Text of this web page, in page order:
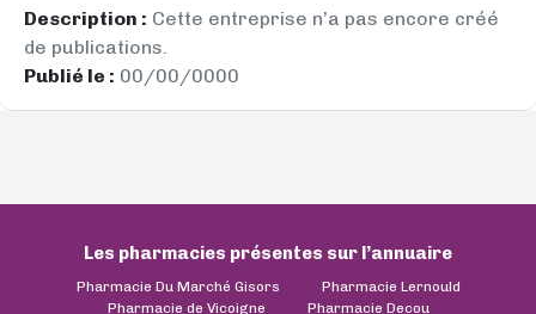
Description : Cette entreprise n’a pas encore créé
de publications.
Publié le : 00/00/0000
Les pharmacies présentes sur l’annuaire
Pharmacie Du Marché Gisors
Pharmacie Lernould
Pharmacie de Vicoigne
Pharmacie Decou